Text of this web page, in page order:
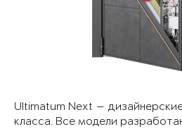
Ultimatum Next —
класса. Все модели